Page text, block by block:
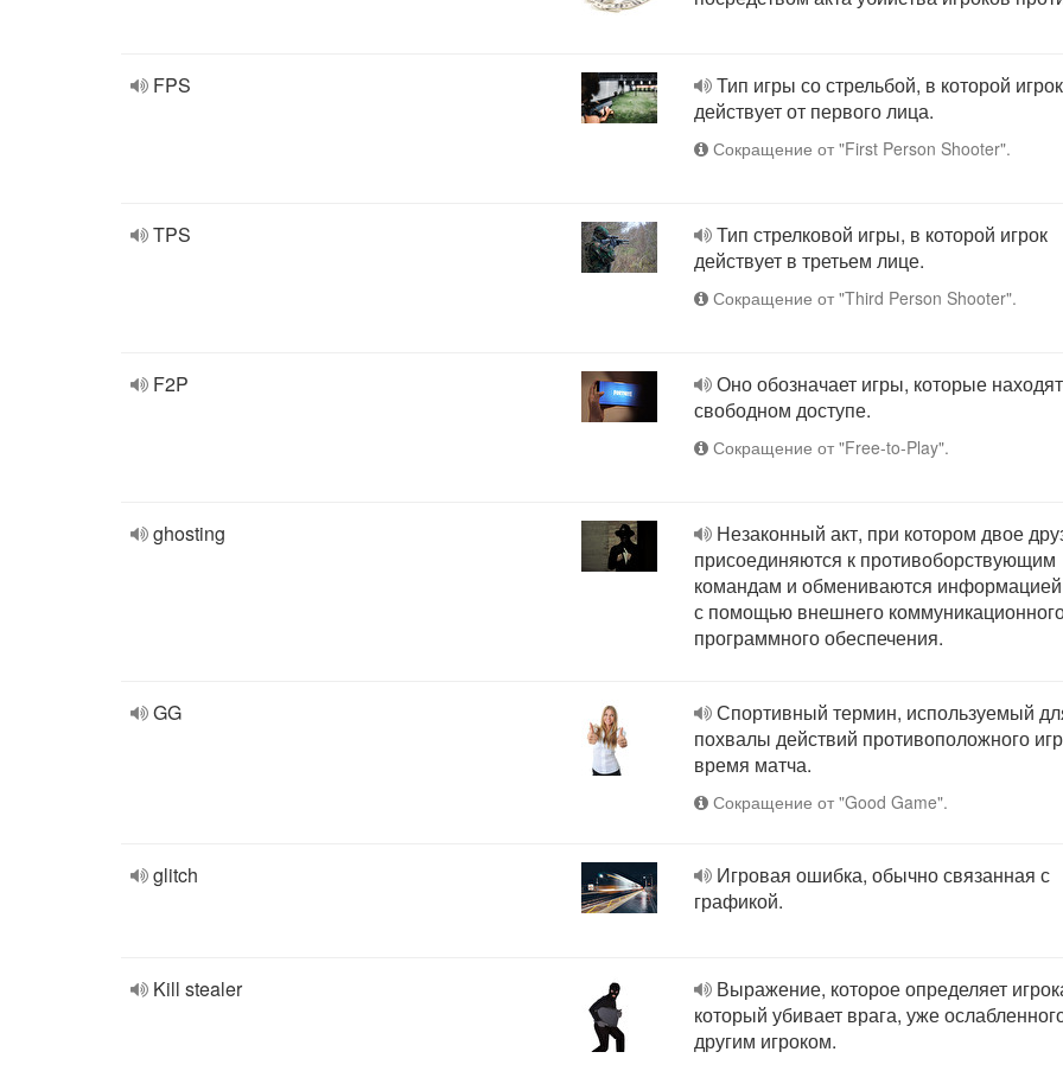
FPS
Тип игры со стрельбой, в которой игрок
действует от первого лица.
Сокращение от "First Person Shooter".
TPS
Тип стрелковой игры, в которой игрок
действует в третьем лице.
Сокращение от "Third Person Shooter".
F2P
Оно обозначает игры, которые
свободном доступе.
Сокращение от "Free-to-Play".
ghosting
Незаконный акт, при котором двое
присоединяются к противоборствующим
командам и обмениваются
с помощью внешнего
программного обеспечения.
GG
Спортивный термин, используемый
похвалы действий противоположного
время матча.
Сокращение от "Good Game".
glitch
Игровая ошибка, обычно связанная с
графикой.
Kill stealer
Выражение, которое определяет
который убивает врага, уже
другим игроком.